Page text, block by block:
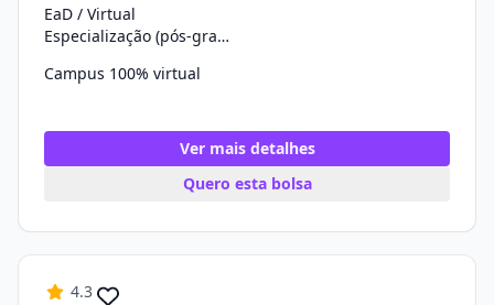
EaD / Virtual
Especialização (pós-graduação)
Campus 100% virtual
Ver mais detalhes
Quero esta bolsa
4.3